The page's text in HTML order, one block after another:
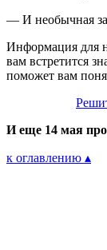
— И необычная
Информация для
вам встретится
поможет вам
И еще 14 мая
к оглавлению ▴